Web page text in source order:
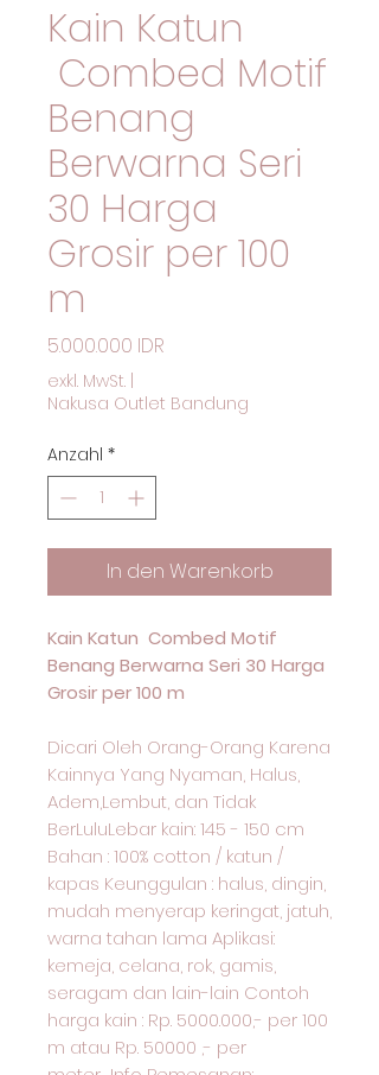
Kain Katun
Combed Motif
Benang
Berwarna Seri
30 Harga
Grosir per 100
m
5.000.000 IDR
exkl. MwSt.
Nakusa Outlet Bandung
Anzahl *
In den Warenkorb
Kain Katun Combed Motif
Benang Berwarna Seri 30 Harga
Grosir per 100 m
Dicari Oleh Orang-Orang Karena
Kainnya Yang Nyaman, Halus,
Adem,Lembut, dan Tidak
BerLuluLebar kain: 145 - 150 cm
Bahan : 100% cotton / katun /
kapas Keunggulan : halus, dingin,
mudah menyerap keringat, jatuh,
warna tahan lama Aplikasi:
kemeja, celana, rok, gamis,
seragam dan lain-lain Contoh
harga kain : Rp. 5000.000,- per 100
m atau Rp. 50000 ,- per